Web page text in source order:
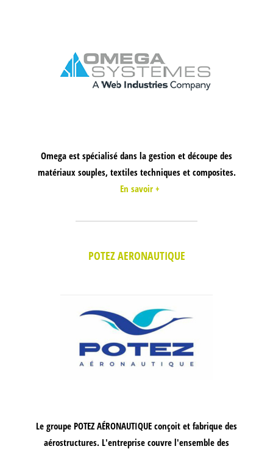
Omega est spécialisé dans la gestion et découpe des
matériaux souples, textiles techniques et composites.
En savoir +
POTEZ AERONAUTIQUE
Le groupe POTEZ AÉRONAUTIQUE conçoit et fabrique des
aérostructures. L'entreprise couvre l'ensemble des